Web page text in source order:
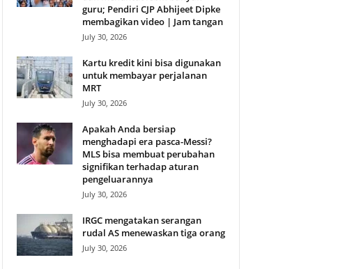
guru; Pendiri CJP Abhijeet Dipke
membagikan video | Jam tangan
July 30, 2026
Kartu kredit kini bisa digunakan
untuk membayar perjalanan
MRT
July 30, 2026
Apakah Anda bersiap
menghadapi era pasca-Messi?
MLS bisa membuat perubahan
signifikan terhadap aturan
pengeluarannya
July 30, 2026
IRGC mengatakan serangan
rudal AS menewaskan tiga orang
July 30, 2026